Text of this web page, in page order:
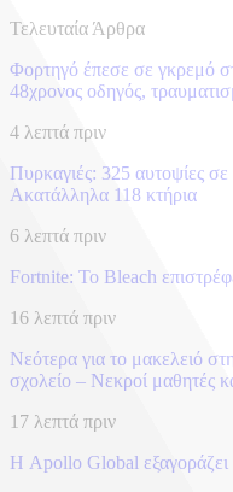
Τελευταία Άρθρα
Φορτηγό έπεσε σε γκρεμό
48χρονος οδηγός,
4 λεπτά πριν
Πυρκαγιές: 325 αυτοψίες σε
Ακατάλληλα 118 κτήρια
6 λεπτά πριν
Fortnite: Το Bleach
16 λεπτά πριν
Νεότερα για το μακελειό
σχολείο – Νεκροί μαθητές
17 λεπτά πριν
Η Apollo Global εξαγοράζει